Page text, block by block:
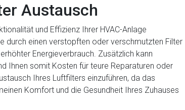
Austausch
und Effizienz Ihrer HVAC-Anlage
durch einen verstopften oder verschmutzten Filter
Energieverbrauch. Zusätzlich kann
Ihnen somit Kosten für teure Reparaturen oder
Ihres Luftfilters einzuführen, da das
Komfort und die Gesundheit Ihres Zuhauses